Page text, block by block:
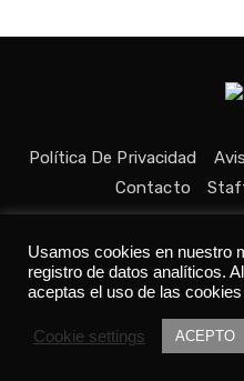
Política De Privacidad
Contacto
Asturias.
Usamos cookies en nuestro
registro de datos analíticos.
aceptas el uso de las
Cookie settings ACEPTO